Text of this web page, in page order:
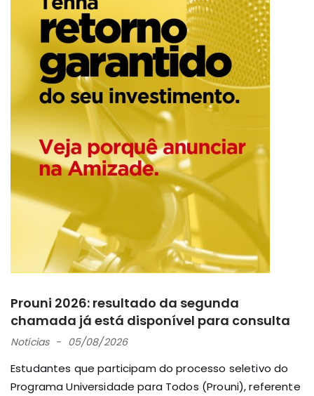
Prouni 2026: resultado da segunda
chamada já está disponível para consulta
Notícias 05/08/2026
Estudantes que participam do processo seletivo do
Programa Universidade para Todos (Prouni), referente